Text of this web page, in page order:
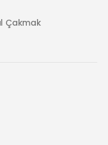
Çakmak